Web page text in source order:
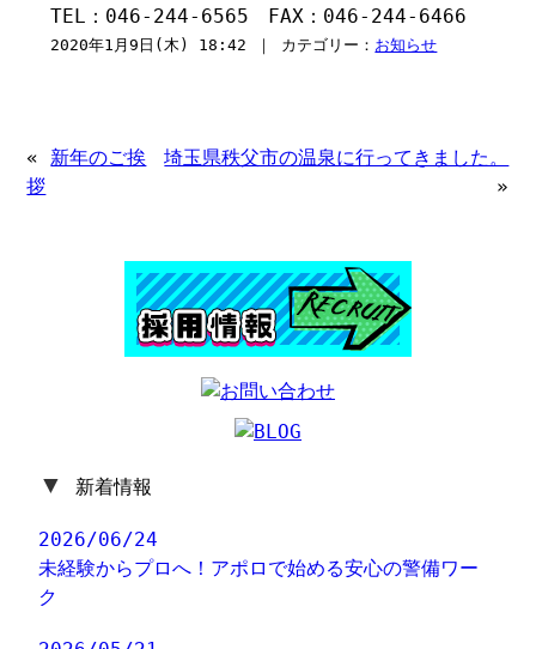
TEL：046-244-6565 FAX：046-244-6466
2020年1月9日(木) 18:42 ｜ カテゴリー： お知らせ
« 新年のご挨
拶
埼玉県秩父市の温泉に行ってきました。
»
▼ 新着情報
2026/06/24
未経験からプロへ！アポロで始める安心の警備ワー
ク